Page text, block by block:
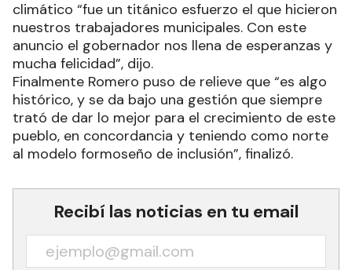
climático “fue un titánico esfuerzo el que hicieron
nuestros trabajadores municipales. Con este
anuncio el gobernador nos llena de esperanzas y
mucha felicidad”, dijo.
Finalmente Romero puso de relieve que “es algo
histórico, y se da bajo una gestión que siempre
trató de dar lo mejor para el crecimiento de este
pueblo, en concordancia y teniendo como norte
al modelo formoseño de inclusión”, finalizó.
Recibí las noticias en tu email